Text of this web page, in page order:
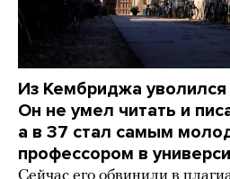
Из Кембриджа
Он не умел читать и
а в 37 стал самым
профессором в
Сейчас его обвинили в